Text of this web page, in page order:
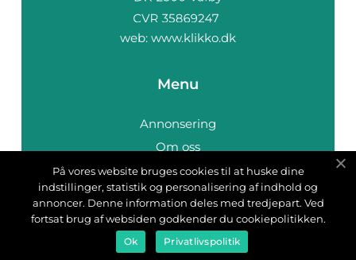
web: www.klikko.dk
Menu
Annonsering
Om oss
Cookies
Kontakta oss
Sitemap
På vores website bruges cookies til at huske dine
indstillinger, statistik og personalisering af indhold og
annoncer. Denne information deles med tredjepart. Ved
fortsat brug af websiden godkender du cookiepolitikken.
Ok Privatlivspolitik